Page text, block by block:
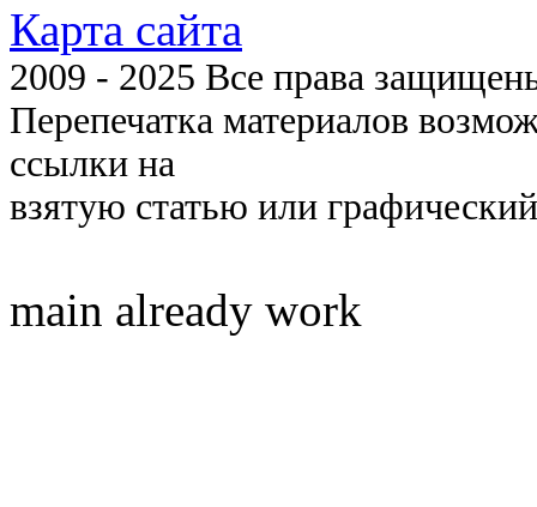
Карта сайта
2009 - 2025 Все права
Перепечатка материалов
ссылки на
взятую статью или
main already work